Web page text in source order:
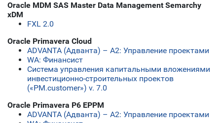
Oracle MDM SAS Master Data Management Semarchy
xDM
FXL 2.0
Oracle Primavera Cloud
ADVANTA (Адванта) – А2: Управление проектами
WA: Финансист
Система управления капитальными вложениями
инвестиционно-строительных проектов
(«PM.customer») v. 7.0
Oracle Primavera P6 EPPM
ADVANTA (Адванта) – А2: Управление проектами